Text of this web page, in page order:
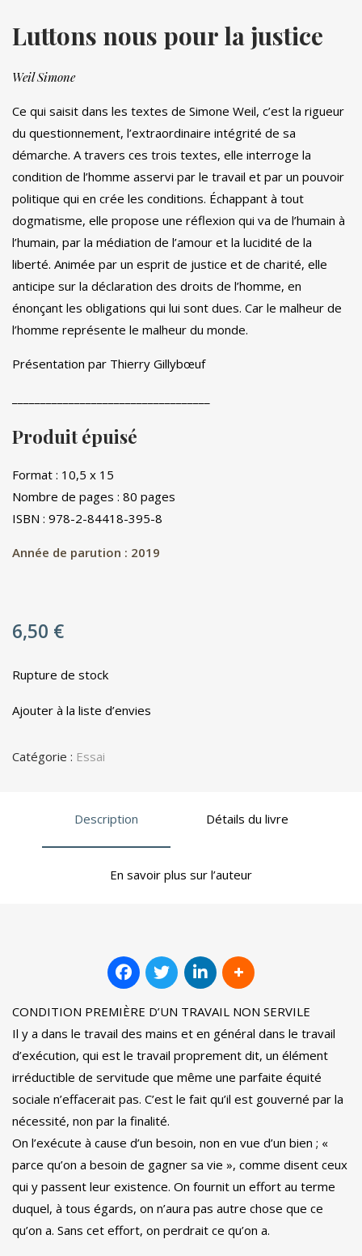
Luttons nous pour la justice
Weil Simone
Ce qui saisit dans les textes de Simone Weil, c’est la rigueur
du questionnement, l’extraordinaire intégrité de sa
démarche. A travers ces trois textes, elle interroge la
condition de l’homme asservi par le travail et par un pouvoir
politique qui en crée les conditions. Échappant à tout
dogmatisme, elle propose une réflexion qui va de l’humain à
l’humain, par la médiation de l’amour et la lucidité de la
liberté. Animée par un esprit de justice et de charité, elle
anticipe sur la déclaration des droits de l’homme, en
énonçant les obligations qui lui sont dues. Car le malheur de
l’homme représente le malheur du monde.
Présentation par Thierry Gillybœuf
Produit épuisé
Format : 10,5 x 15
Nombre de pages : 80 pages
ISBN : 978-2-84418-395-8
Année de parution : 2019
6,50 €
Rupture de stock
Ajouter à la liste d’envies
Catégorie : Essai
Description Détails du livre
En savoir plus sur l’auteur
CONDITION PREMIÈRE D’UN TRAVAIL NON SERVILE
Il y a dans le travail des mains et en général dans le travail
d’exécution, qui est le travail proprement dit, un élément
irréductible de servitude que même une parfaite équité
sociale n’effacerait pas. C’est le fait qu’il est gouverné par la
nécessité, non par la finalité.
On l’exécute à cause d’un besoin, non en vue d’un bien ; «
parce qu’on a besoin de gagner sa vie », comme disent ceux
qui y passent leur existence. On fournit un effort au terme
duquel, à tous égards, on n’aura pas autre chose que ce
qu’on a. Sans cet effort, on perdrait ce qu’on a.